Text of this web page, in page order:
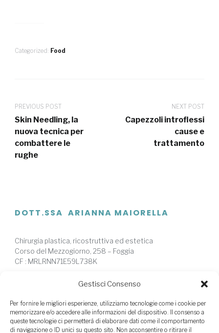
Gestisci Consenso
Per fornire le migliori esperienze, utilizziamo tecnologie come i cookie per
memorizzare e/o accedere alle informazioni del dispositivo. Il consenso a
queste tecnologie ci permetterà di elaborare dati come il comportamento
di navigazione o ID unici su questo sito. Non acconsentire o ritirare il
Categorized: Food
PREVIOUS POST
Skin Needling, la
nuova tecnica per
combattere le
rughe
NEXT POST
Capezzoli introflessi
cause e
trattamento
DOTT.SSA ARIANNA MAIORELLA
Chirurgia plastica, ricostruttiva ed estetica
Corso del Mezzogiorno, 258 – Foggia
CF : MRLRNN71E59L738K
Cookie Policy